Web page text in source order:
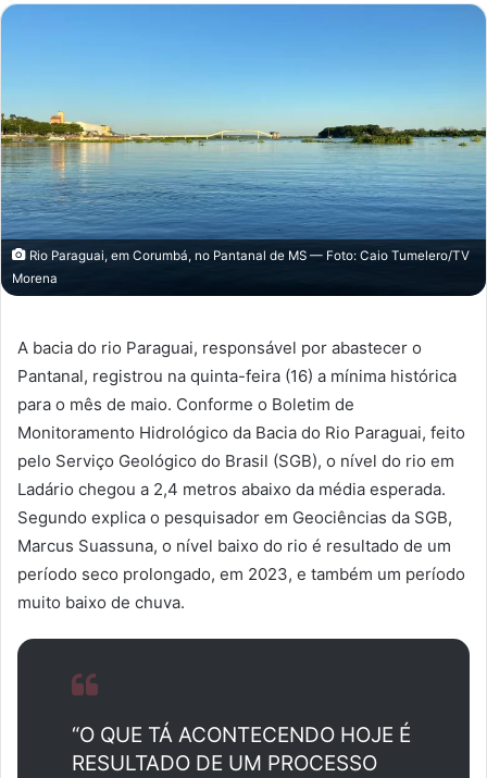
Rio Paraguai, em Corumbá, no Pantanal de MS — Foto: Caio Tumelero/TV
Morena
A bacia do rio Paraguai, responsável por abastecer o
Pantanal, registrou na quinta-feira (16) a mínima histórica
para o mês de maio. Conforme o Boletim de
Monitoramento Hidrológico da Bacia do Rio Paraguai, feito
pelo Serviço Geológico do Brasil (SGB), o nível do rio em
Ladário chegou a 2,4 metros abaixo da média esperada.
Segundo explica o pesquisador em Geociências da SGB,
Marcus Suassuna, o nível baixo do rio é resultado de um
período seco prolongado, em 2023, e também um período
muito baixo de chuva.
“O QUE TÁ ACONTECENDO HOJE É
RESULTADO DE UM PROCESSO